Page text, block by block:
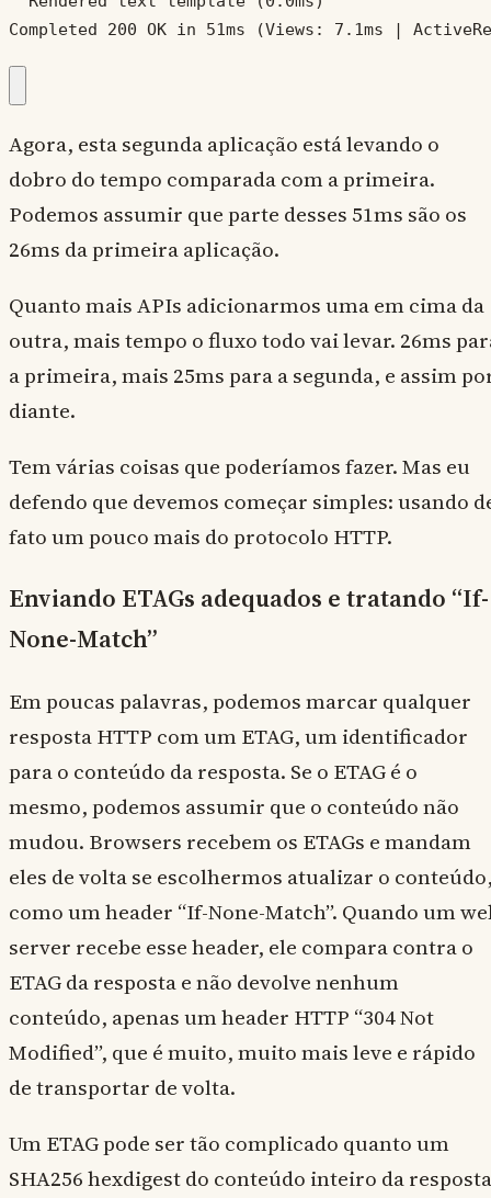
Completed 200 OK in 51ms (Views: 7.1ms |
Agora, esta segunda aplicação está levando o
dobro do tempo comparada com a primeira.
Podemos assumir que parte desses 51ms são os
26ms da primeira aplicação.
Quanto mais APIs adicionarmos uma em cima da
outra, mais tempo o fluxo todo vai levar. 26ms
a primeira, mais 25ms para a segunda, e assim
diante.
Tem várias coisas que poderíamos fazer. Mas eu
defendo que devemos começar simples: usando
fato um pouco mais do protocolo HTTP.
Enviando ETAGs adequados e tratando “If-
None-Match”
Em poucas palavras, podemos marcar qualquer
resposta HTTP com um ETAG, um identificador
para o conteúdo da resposta. Se o ETAG é o
mesmo, podemos assumir que o conteúdo não
mudou. Browsers recebem os ETAGs e mandam
eles de volta se escolhermos atualizar o
como um header “If-None-Match”. Quando um
server recebe esse header, ele compara contra o
ETAG da resposta e não devolve nenhum
conteúdo, apenas um header HTTP “304 Not
Modified”, que é muito, muito mais leve e rápido
de transportar de volta.
Um ETAG pode ser tão complicado quanto um
SHA256 hexdigest do conteúdo inteiro da resposta